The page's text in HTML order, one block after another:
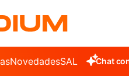
NovedadesSALE Chat